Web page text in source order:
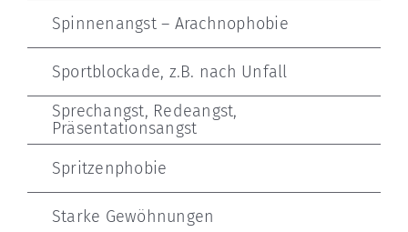
Spinnenangst – Arachnophobie
Sportblockade, z.B. nach Unfall
Sprechangst, Redeangst,
Präsentationsangst
Spritzenphobie
Starke Gewöhnungen